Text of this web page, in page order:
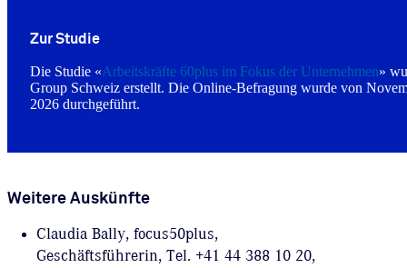
Zur Studie
Die Studie «Arbeitskräfte 60plus im Fokus der Unternehmen»
Group Schweiz erstellt. Die Online-Befragung wurde von
2026 durchgeführt.
Weitere Auskünfte
Claudia Bally, focus50plus,
Geschäftsführerin, Tel. +41 44 388 10 20,